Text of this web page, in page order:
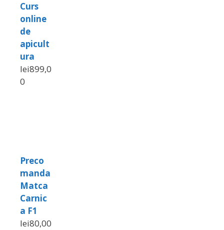
Curs
online
de
apicult
ura
lei899,0
0
Preco
manda
Matca
Carnic
a F1
lei80,00